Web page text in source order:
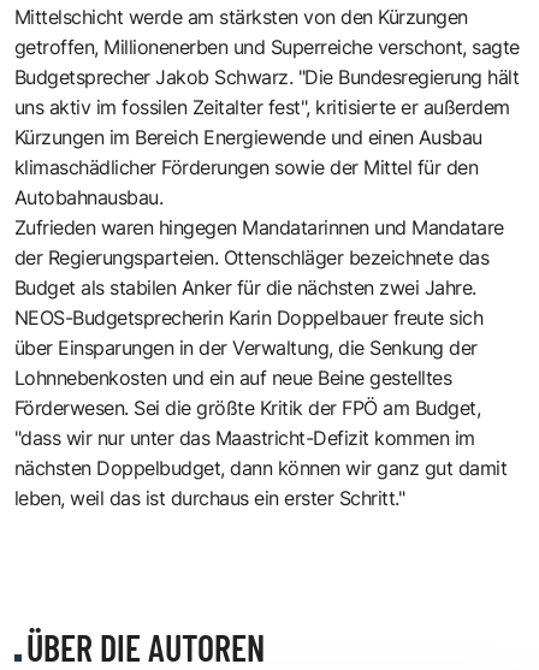
Mittelschicht werde am stärksten von den Kürzungen
getroffen, Millionenerben und Superreiche verschont, sagte
Budgetsprecher Jakob Schwarz. "Die Bundesregierung hält
uns aktiv im fossilen Zeitalter fest", kritisierte er außerdem
Kürzungen im Bereich Energiewende und einen Ausbau
klimaschädlicher Förderungen sowie der Mittel für den
Autobahnausbau.
Zufrieden waren hingegen Mandatarinnen und Mandatare
der Regierungsparteien. Ottenschläger bezeichnete das
Budget als stabilen Anker für die nächsten zwei Jahre.
NEOS-Budgetsprecherin Karin Doppelbauer freute sich
über Einsparungen in der Verwaltung, die Senkung der
Lohnnebenkosten und ein auf neue Beine gestelltes
Förderwesen. Sei die größte Kritik der FPÖ am Budget,
"dass wir nur unter das Maastricht-Defizit kommen im
nächsten Doppelbudget, dann können wir ganz gut damit
leben, weil das ist durchaus ein erster Schritt."
ÜBER DIE AUTOREN